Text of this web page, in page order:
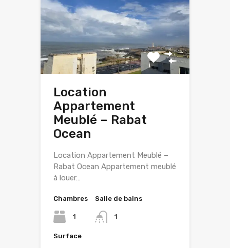
Location
Appartement
Meublé – Rabat
Ocean
Location Appartement Meublé –
Rabat Ocean Appartement meublé
à louer…
Chambres
1
Salle de bains
1
Surface